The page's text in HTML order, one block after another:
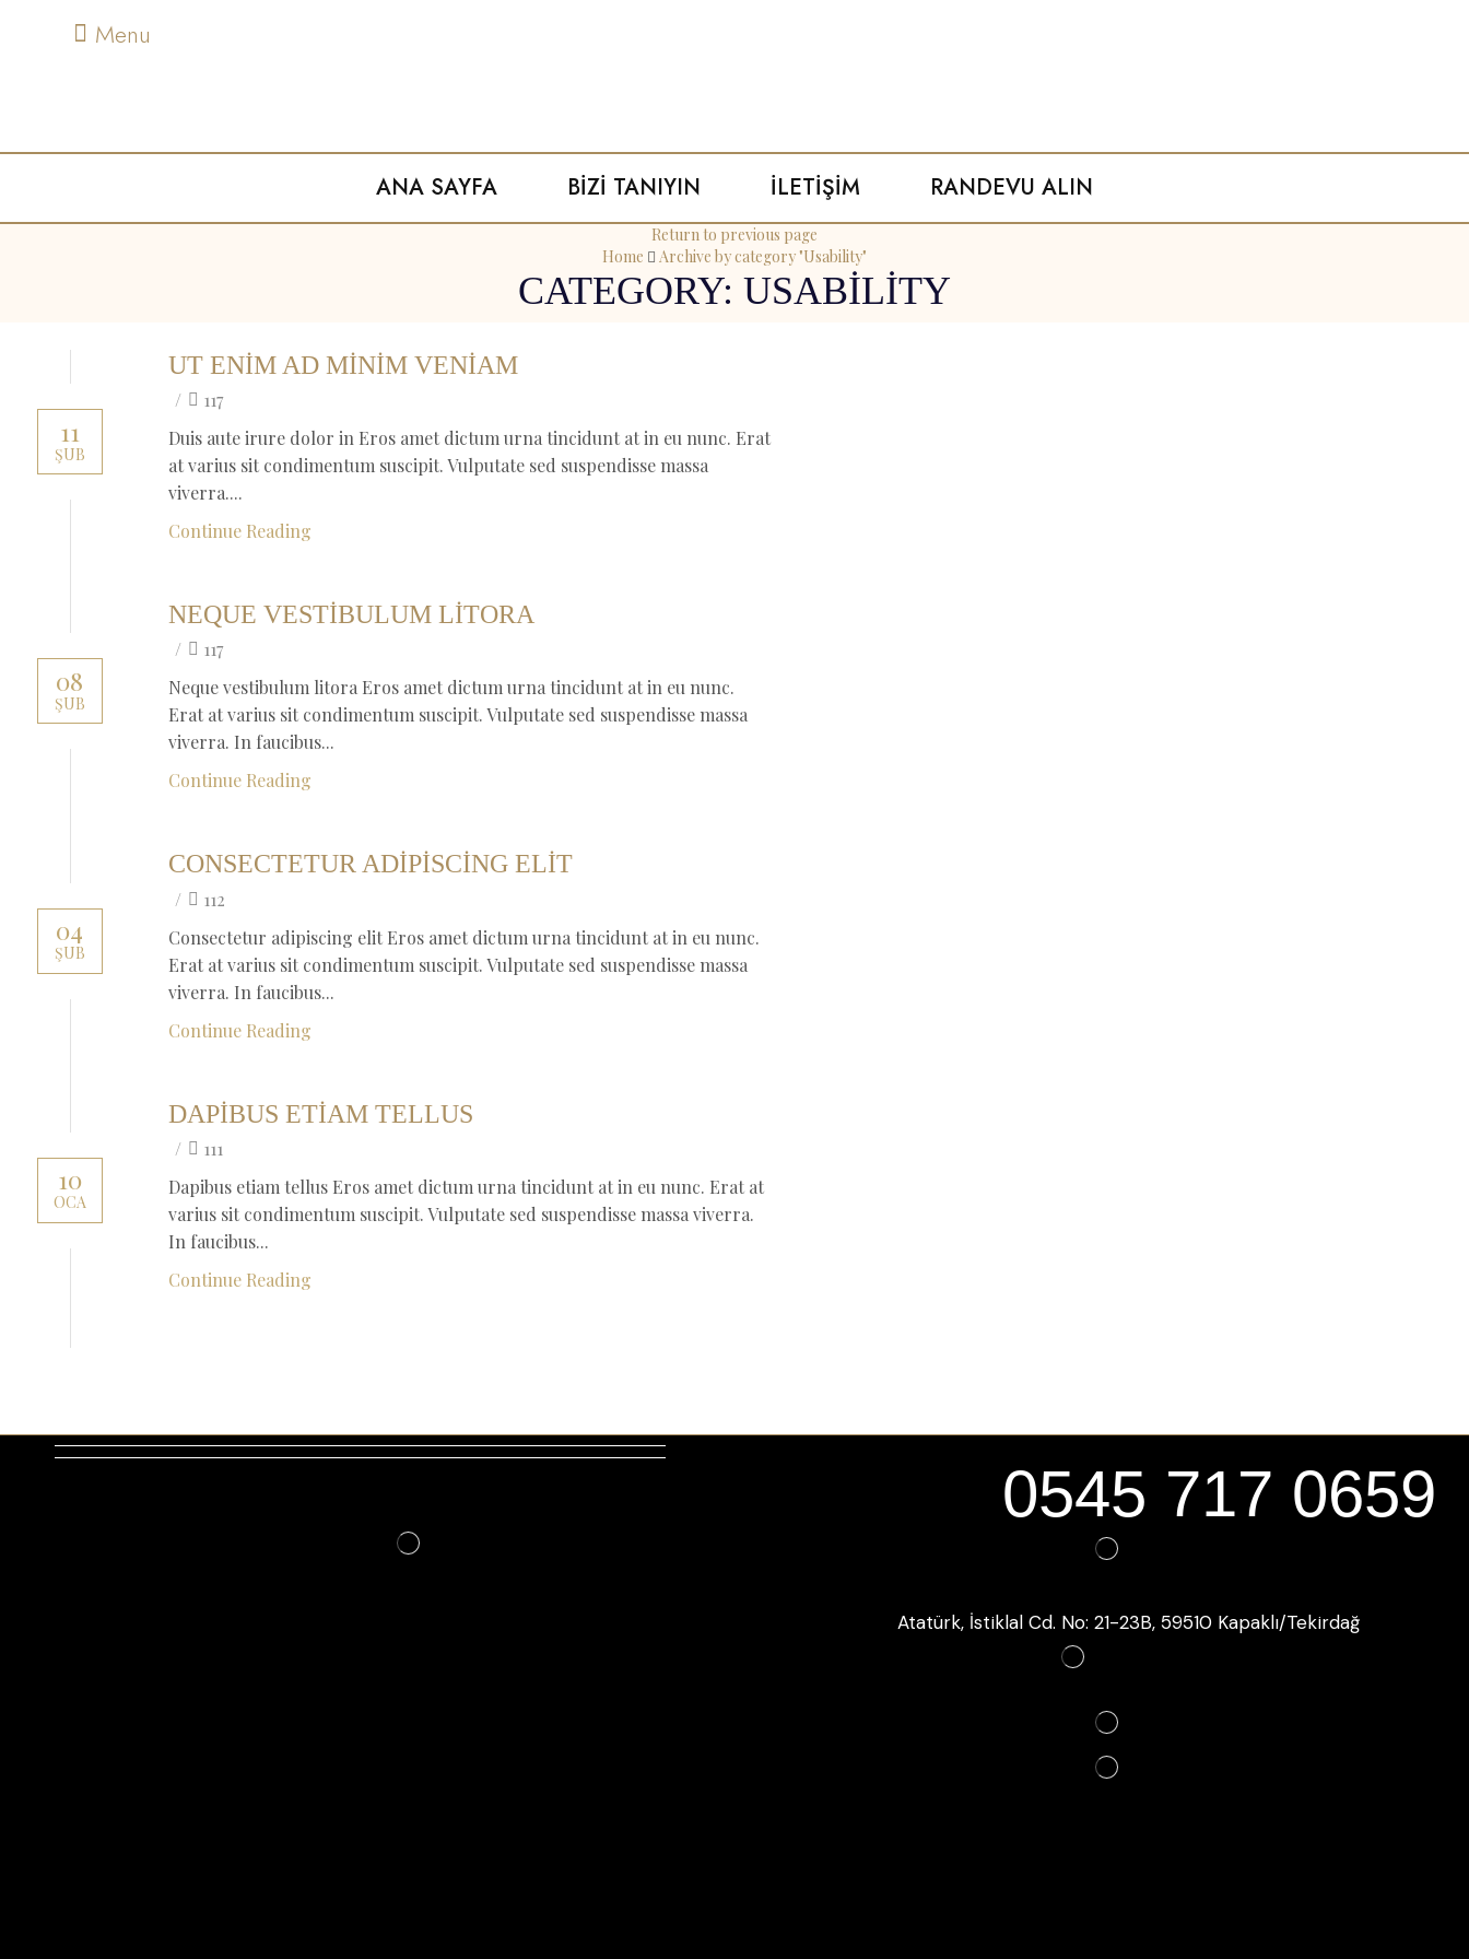
Menu
ANA SAYFA BIZI TANIYIN İLETIŞIM RANDEVU ALIN
Return to previous page
Home
Archive by category "Usability"
CATEGORY: USABILITY
UT ENIM AD MINIM VENIAM
/
117
Duis aute irure dolor in Eros amet dictum urna tincidunt at in eu nunc. Erat
at varius sit condimentum suscipit. Vulputate sed suspendisse massa
viverra....
Continue Reading
11
ŞUB
NEQUE VESTIBULUM LITORA
/
117
Neque vestibulum litora Eros amet dictum urna tincidunt at in eu nunc.
Erat at varius sit condimentum suscipit. Vulputate sed suspendisse massa
viverra. In faucibus...
Continue Reading
08
ŞUB
CONSECTETUR ADIPISCING ELIT
/
112
Consectetur adipiscing elit Eros amet dictum urna tincidunt at in eu nunc.
Erat at varius sit condimentum suscipit. Vulputate sed suspendisse massa
viverra. In faucibus...
Continue Reading
04
ŞUB
DAPIBUS ETIAM TELLUS
/
111
Dapibus etiam tellus Eros amet dictum urna tincidunt at in eu nunc. Erat at
varius sit condimentum suscipit. Vulputate sed suspendisse massa viverra.
In faucibus...
Continue Reading
10
OCA
0545 717 0659
Atatürk, İstiklal Cd. No: 21-23B, 59510 Kapaklı/Tekirdağ